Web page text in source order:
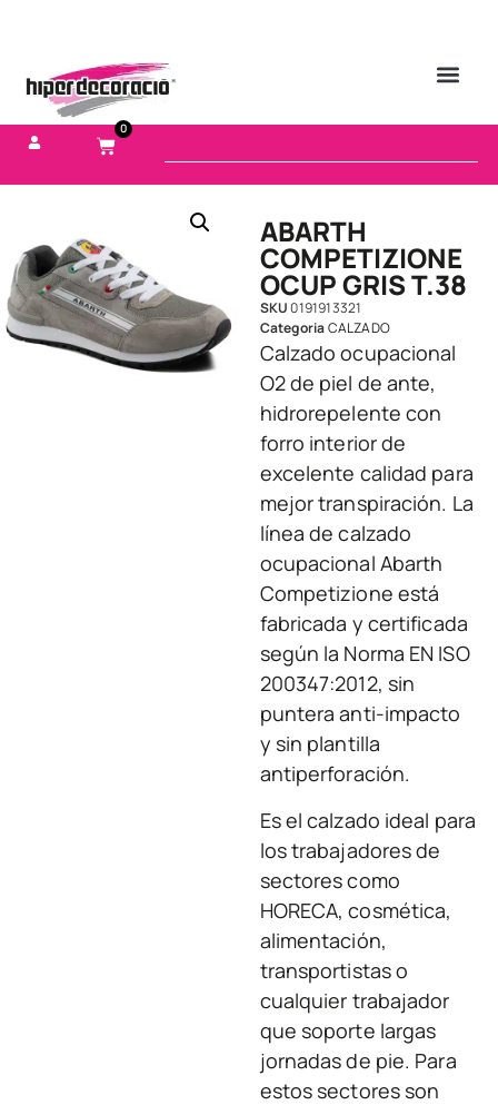
0
ABARTH
COMPETIZIONE
OCUP GRIS T.38
SKU0191913321
CategoriaCALZADO
Calzado ocupacional
O2 de piel de ante,
hidrorepelente con
forro interior de
excelente calidad para
mejor transpiración. La
línea de calzado
ocupacional Abarth
Competizione está
fabricada y certificada
según la Norma EN ISO
200347:2012, sin
puntera anti-impacto
y sin plantilla
antiperforación.
Es el calzado ideal para
los trabajadores de
sectores como
HORECA, cosmética,
alimentación,
transportistas o
cualquier trabajador
que soporte largas
jornadas de pie. Para
estos sectores son